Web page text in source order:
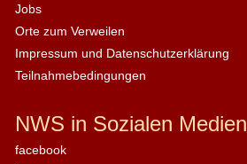
Jobs
Orte zum Verweilen
Impressum und Datenschutzerklärung
Teilnahmebedingungen
NWS in Sozialen Medien
facebook